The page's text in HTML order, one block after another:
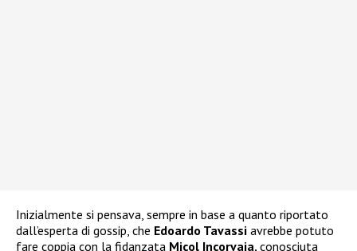
Inizialmente si pensava, sempre in base a quanto riportato
dall’esperta di gossip, che Edoardo Tavassi avrebbe potuto
fare coppia con la fidanzata Micol Incorvaia, conosciuta